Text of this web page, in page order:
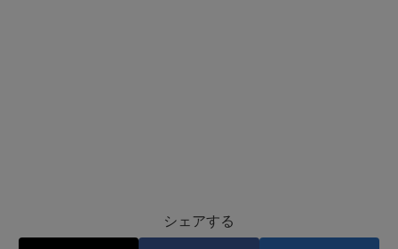
シェアする